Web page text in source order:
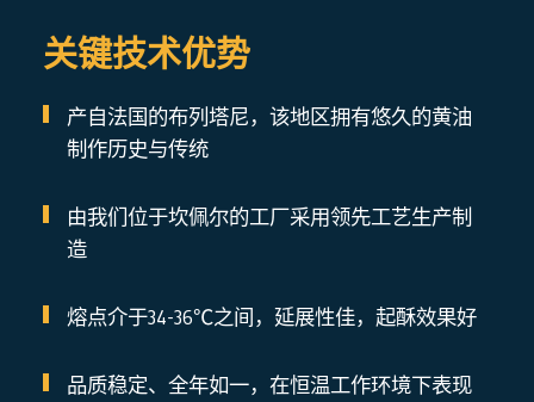
关键技术优势
产自法国的布列塔尼，该地区拥有悠久的黄油
制作历史与传统
由我们位于坎佩尔的工厂采用领先工艺生产制
造
熔点介于34-36℃之间，延展性佳，起酥效果好
品质稳定、全年如一，在恒温工作环境下表现